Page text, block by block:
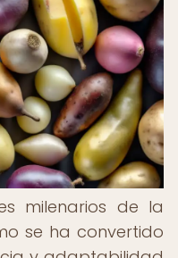
milenarios de la
se ha convertido